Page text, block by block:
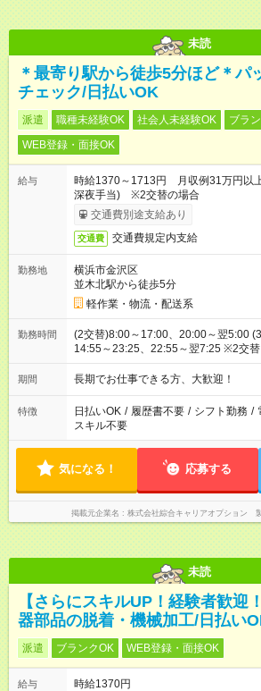
未読
＊最寄り駅から徒歩5分ほど＊パ
チェック/日払いOK
派遣 職種未経験OK 社会人未経験OK
ブラ
WEB登録・面接OK
給与
時給1370～1713円 月収例31万円以
深夜手当) ※2交替の場合
交通費別途支給あり
交通費 交通費規定内支給
勤務地
横浜市金沢区
並木北駅から徒歩5分
軽作業・物流・配送系
勤務時間
(2交替)8:00～17:00、20:00～翌5:00
14:55～23:25、22:55～翌7:25 ※2交
署により時間変動あり
期間 長期でお仕事できる方、大歓迎！
特徴 日払いOK / 履歴書不要 / シフト勤務 /
スキル不要
気になる！ 応募する
掲載元企業名 株式会社綜合キャリアオプション
未読
【さらにスキルUP！経験者歓迎
器部品の脱着・機械加工/日払い
派遣 ブランクOK WEB登録・面接OK
給与
時給1370円